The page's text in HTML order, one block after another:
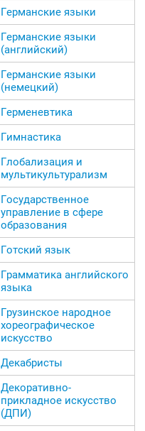
Германские языки
Германские языки
(английский)
Германские языки
(немецкий)
Герменевтика
Гимнастика
Глобализация и
мультикультурализм
Государственное
управление в сфере
образования
Готский язык
Грамматика английского
языка
Грузинское народное
хореографическое
искусство
Декабристы
Декоративно-
прикладное искусство
(ДПИ)